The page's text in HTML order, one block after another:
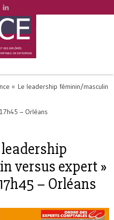
« Le leadership féminin/masculin
– Orléans
leadership
versus expert »
– Orléans